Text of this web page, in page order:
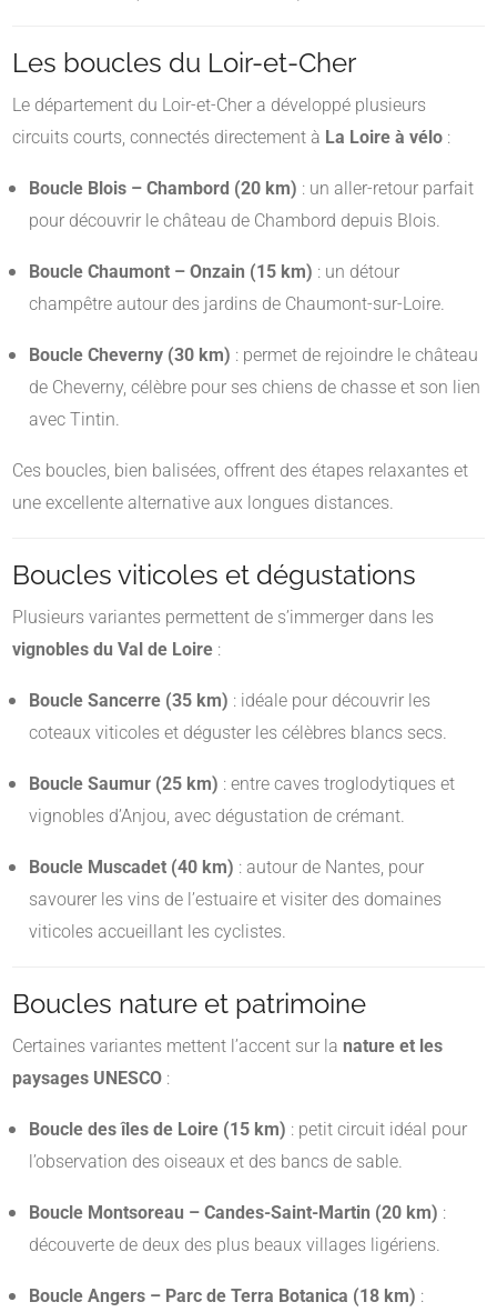
Les boucles du Loir-et-Cher
Le département du Loir-et-Cher a développé plusieurs
circuits courts, connectés directement à La Loire à vélo :
Boucle Blois – Chambord (20 km) : un aller-retour parfait
pour découvrir le château de Chambord depuis Blois.
Boucle Chaumont – Onzain (15 km) : un détour
champêtre autour des jardins de Chaumont-sur-Loire.
Boucle Cheverny (30 km) : permet de rejoindre le château
de Cheverny, célèbre pour ses chiens de chasse et son lien
avec Tintin.
Ces boucles, bien balisées, offrent des étapes relaxantes et
une excellente alternative aux longues distances.
Boucles viticoles et dégustations
Plusieurs variantes permettent de s’immerger dans les
vignobles du Val de Loire :
Boucle Sancerre (35 km) : idéale pour découvrir les
coteaux viticoles et déguster les célèbres blancs secs.
Boucle Saumur (25 km) : entre caves troglodytiques et
vignobles d’Anjou, avec dégustation de crémant.
Boucle Muscadet (40 km) : autour de Nantes, pour
savourer les vins de l’estuaire et visiter des domaines
viticoles accueillant les cyclistes.
Boucles nature et patrimoine
Certaines variantes mettent l’accent sur la nature et les
paysages UNESCO :
Boucle des îles de Loire (15 km) : petit circuit idéal pour
l’observation des oiseaux et des bancs de sable.
Boucle Montsoreau – Candes-Saint-Martin (20 km) :
découverte de deux des plus beaux villages ligériens.
Boucle Angers – Parc de Terra Botanica (18 km) :